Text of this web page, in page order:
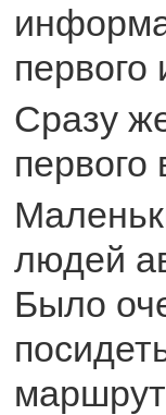
Сразу
первого
людей
Было